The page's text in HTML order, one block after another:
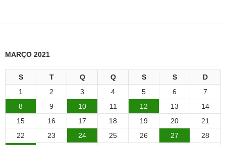
MARÇO 2021
S T Q Q S S
D
1
2 3 4 5 6
7
8
9 10 11 12 13
14
15
16 17 18 19 20
21
22
23 24 25 26 27
28